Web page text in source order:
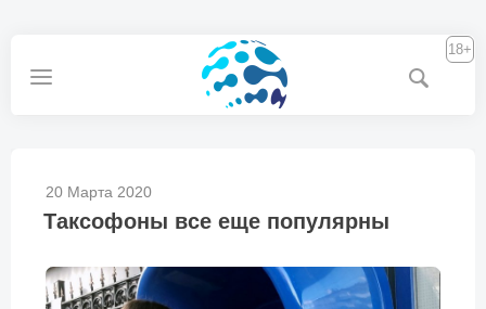
18+
20 Марта 2020
Таксофоны все еще популярны